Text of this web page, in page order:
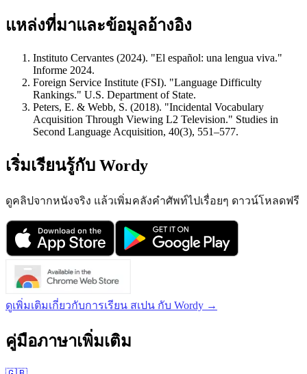
แหล่งที่มาและข้อมูลอ้างอิง
Instituto Cervantes (2024). "El español: una lengua viva."
Informe 2024.
Foreign Service Institute (FSI). "Language Difficulty
Rankings." U.S. Department of State.
Peters, E. & Webb, S. (2018). "Incidental Vocabulary
Acquisition Through Viewing L2 Television." Studies in
Second Language Acquisition, 40(3), 551–577.
เริ่มเรียนรู้กับ Wordy
ดูคลิปจากหนังจริง แล้วเพิ่มคลังคำศัพท์ไปเรื่อยๆ ดาวน์โหลดฟรี
ดูเพิ่มเติมเกี่ยวกับการเรียน สเปน กับ Wordy →
คู่มือภาษาเพิ่มเติม